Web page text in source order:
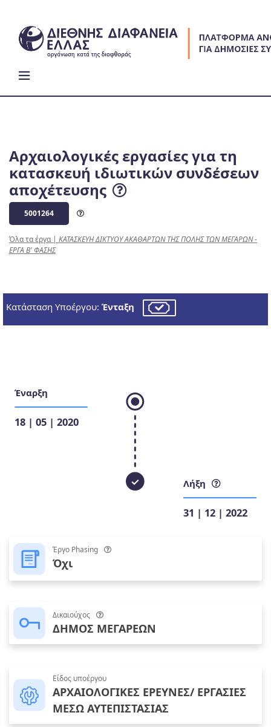
content
Αρχαιολογικές εργασίες για τη
κατασκευή ιδιωτικών συνδέσεων
αποχέτευσης
5001264
Όλα τα έργα| ΚΑΤΑΣΚΕΥΗ ΔΙΚΤΥΟΥ ΑΚΑΘΑΡΤΩΝ ΤΗΣ ΠΟΛΗΣ ΤΩΝ ΜΕΓΑΡΩΝ -
ΕΡΓΑ Β' ΦΑΣΗΣ
Κατάσταση Υποέργου: Ένταξη
Έναρξη
18 | 05 | 2020
Λήξη
31 | 12 | 2022
Έργο Phasing
Όχι
Δικαιούχος
ΔΗΜΟΣ ΜΕΓΑΡΕΩΝ
Είδος υποέργου
ΑΡΧΑΙΟΛΟΓΙΚΕΣ ΕΡΕΥΝΕΣ/ ΕΡΓΑΣΙΕΣ
ΜΕΣΩ ΑΥΤΕΠΙΣΤΑΣΙΑΣ